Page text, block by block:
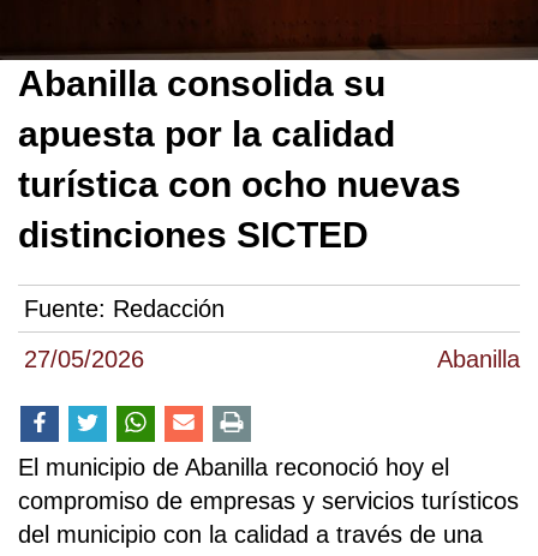
27/05/2026 Abanilla
Abanilla consolida su
apuesta por la calidad
turística con ocho nuevas
distinciones SICTED
Fuente: Redacción
El municipio de Abanilla reconoció hoy el
compromiso de empresas y servicios turísticos
del municipio con la calidad a través de una